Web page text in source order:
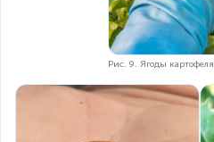
Рис. 9. Ягоды картофеля